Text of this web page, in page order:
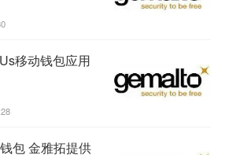
移动钱包应用
包 金雅拓提供